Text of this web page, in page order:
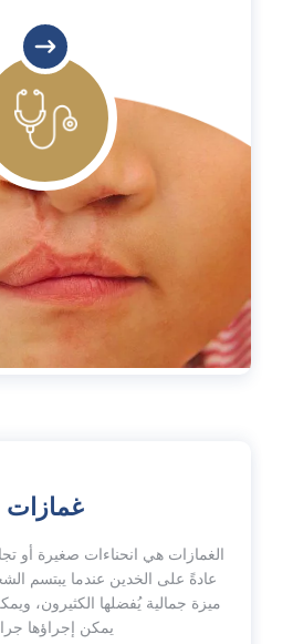
غمازات
الغمازات هي انحناءات صغيرة أو
عادةً على الخدين عندما يبتسم
ميزة جمالية يُفضلها الكثيرون،
يمكن إجراؤها